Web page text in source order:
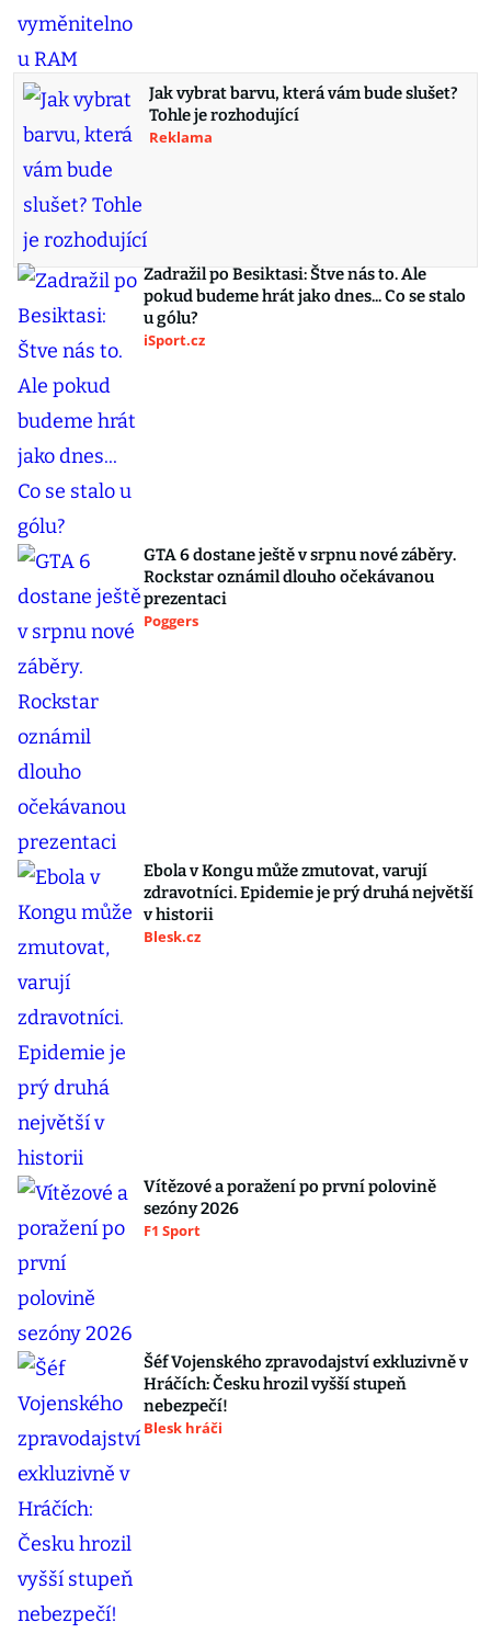
Jak vybrat barvu, která vám bude slušet?
Tohle je rozhodující
Reklama
Zadražil po Besiktasi: Štve nás to. Ale
pokud budeme hrát jako dnes... Co se stalo
u gólu?
iSport.cz
GTA 6 dostane ještě v srpnu nové záběry.
Rockstar oznámil dlouho očekávanou
prezentaci
Poggers
Ebola v Kongu může zmutovat, varují
zdravotníci. Epidemie je prý druhá největší
v historii
Blesk.cz
Vítězové a poražení po první polovině
sezóny 2026
F1 Sport
Šéf Vojenského zpravodajství exkluzivně v
Hráčích: Česku hrozil vyšší stupeň
nebezpečí!
Blesk hráči